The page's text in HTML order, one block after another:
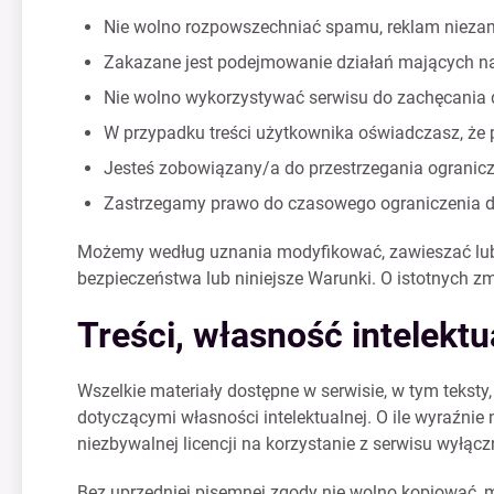
Nie wolno rozpowszechniać spamu, reklam
Zakazane jest podejmowanie działań mających
Nie wolno wykorzystywać serwisu do
W przypadku treści użytkownika oświadczasz,
Jesteś zobowiązany/a do przestrzegania
Zastrzegamy prawo do czasowego ograniczenia
Możemy według uznania modyfikować, zawieszać
bezpieczeństwa lub niniejsze Warunki. O istotnych
Treści, własność
Wszelkie materiały dostępne w serwisie, w tym
dotyczącymi własności intelektualnej. O ile
niezbywalnej licencji na korzystanie z serwisu